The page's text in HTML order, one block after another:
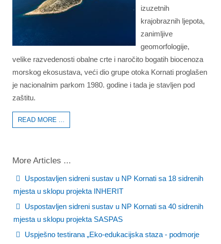
izuzetnih
krajobraznih ljepota,
zanimljive
geomorfologije,
velike razvedenosti obalne crte i naročito bogatih biocenoza
morskog ekosustava, veći dio grupe otoka Kornati proglašen
je nacionalnim parkom 1980. godine i tada je stavljen pod
zaštitu.
READ MORE ...
More Articles ...
Uspostavljen sidreni sustav u NP Kornati sa 18 sidrenih
mjesta u sklopu projekta INHERIT
Uspostavljen sidreni sustav u NP Kornati sa 40 sidrenih
mjesta u sklopu projekta SASPAS
Uspješno testirana „Eko-edukacijska staza - podmorje